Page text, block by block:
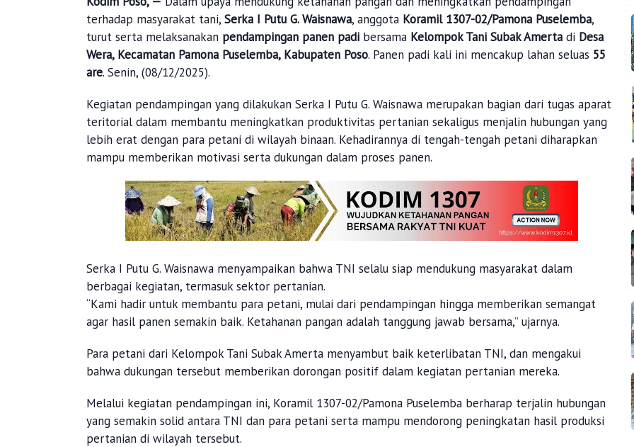
terhadap masyarakat tani, Serka I Putu G. Waisnawa, anggota Koramil 1307-02/Pamona Puselemba,
turut serta melaksanakan pendampingan panen padi bersama Kelompok Tani Subak Amerta di Desa
Wera, Kecamatan Pamona Puselemba, Kabupaten Poso. Panen padi kali ini mencakup lahan seluas 55
are. Senin, (08/12/2025).
Kegiatan pendampingan yang dilakukan Serka I Putu G. Waisnawa merupakan bagian dari tugas aparat
teritorial dalam membantu meningkatkan produktivitas pertanian sekaligus menjalin hubungan yang
lebih erat dengan para petani di wilayah binaan. Kehadirannya di tengah-tengah petani diharapkan
mampu memberikan motivasi serta dukungan dalam proses panen.
Serka I Putu G. Waisnawa menyampaikan bahwa TNI selalu siap mendukung masyarakat dalam
berbagai kegiatan, termasuk sektor pertanian.
“Kami hadir untuk membantu para petani, mulai dari pendampingan hingga memberikan semangat
agar hasil panen semakin baik. Ketahanan pangan adalah tanggung jawab bersama,” ujarnya.
Para petani dari Kelompok Tani Subak Amerta menyambut baik keterlibatan TNI, dan mengakui
bahwa dukungan tersebut memberikan dorongan positif dalam kegiatan pertanian mereka.
Melalui kegiatan pendampingan ini, Koramil 1307-02/Pamona Puselemba berharap terjalin hubungan
yang semakin solid antara TNI dan para petani serta mampu mendorong peningkatan hasil produksi
pertanian di wilayah tersebut.